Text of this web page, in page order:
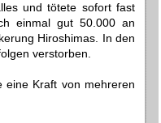
und tötete sofort fast
einmal gut 50.000 an
Hiroshimas. In den
verstorben.
eine Kraft von mehreren